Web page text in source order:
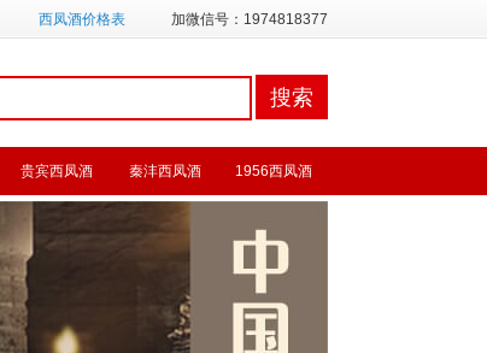
西凤酒价格表 加微信号：1974818377
贵宾西凤酒 秦沣西凤酒 1956西凤酒